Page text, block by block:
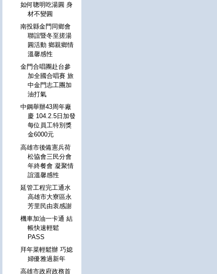
如何聰明吃湯圓 身
材不變圓
南投縣金門同鄉會
聯誼暨冬至搓湯
圓活動 鄉親鄉情
溫馨感性
金門合唱團赴台參
加全國合唱賽 旅
中金門志工團加
油打氣
中鋼舉辦43周年廠
慶 104.2.5日加發
每位員工特別獎
金6000元
高雄市後備憲兵荷
松協會三民分會
年終餐會 凝聚情
誼溫馨感性
延管工程完工通水
高雄市大寮區永
芳里民由衷感謝
機車加油一卡通 結
帳快速輕鬆
PASS
拜年菜輕鬆辦 巧媳
婦優雅過新年
高雄市政府政務首